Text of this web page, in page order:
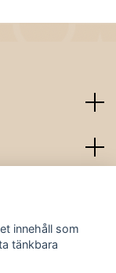
innehåll som
tänkbara